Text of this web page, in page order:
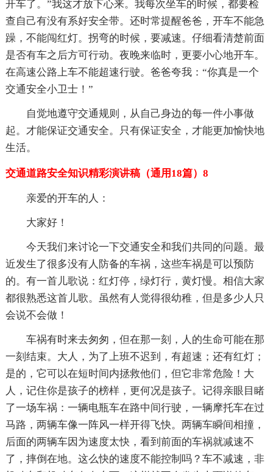
开车了。”我这才放下心来。我每次坐车的时候，都要检
查自己有没有系好安全带。还时常提醒爸爸，开车不能急
躁，不能闯红灯。拐弯的时候，要减速。仔细看清楚前面
是否有车之后方可行动。夜晚来临时，更要小心地开车。
在高速公路上车不能超速行驶。爸爸夸我：“你真是一个
交通安全小卫士！”
自觉地遵守交通规则，从自己身边的每一件小事做
起。才能保证交通安全。只有保证安全，才能更加愉快地
生活。
交通道路安全知识精彩演讲稿（通用18篇）8
亲爱的开车的人：
大家好！
今天我们来讨论一下交通安全和我们共同的问题。最
近发生了很多没有人防备的车祸，这些车祸是可以预防
的。有一首儿歌说：红灯停，绿灯行，黄灯慢。相信大家
都很熟悉这首儿歌。虽然有人觉得很幼稚，但是多少人只
会说不会做！
车祸有时来去匆匆，但在那一刻，人的生命可能在那
一刻结束。大人，为了上班不迟到，有超速；还有红灯；
是的，它可以在短时间内拯救他们，但它非常危险！大
人，记住你是孩子的榜样，更何况是孩子。记得亲眼目睹
了一场车祸：一辆电瓶车在路中间行驶，一辆摩托车在过
马路，两辆车像一阵风一样开得飞快。两辆车瞬间相撞，
后面的两辆车因为速度太快，看到前面的车祸就减速不
了，摔倒在地。这么快的速度不能控制吗？车不减速，非